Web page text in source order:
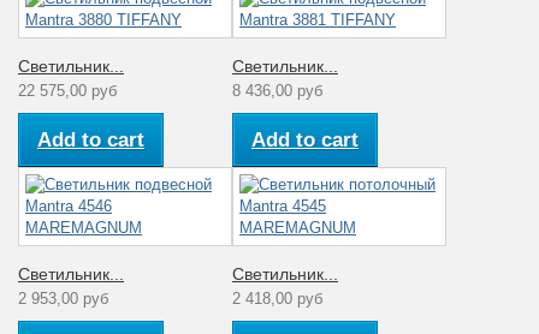
Светильник...
22 575,00 руб
Add to cart
Светильник...
8 436,00 руб
Add to cart
Светильник...
2 953,00 руб
Светильник...
2 418,00 руб